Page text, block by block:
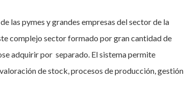
las pymes y grandes empresas del sector de la
complejo sector formado por gran cantidad de
adquirir por separado. El sistema permite
de stock, procesos de producción, gestión